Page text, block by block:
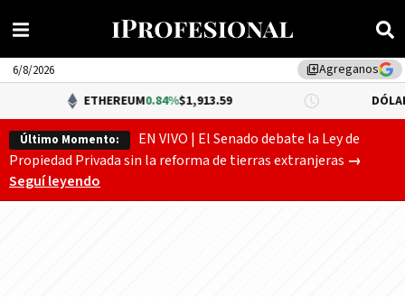
library_addAgreganos
6/8/2026
ETHEREUM0.84%$1,913.59 DÓLAR BNA 0.34%
Último Momento:
EN VIVO | El Senado debate la Ley de
Propiedad Privada sin la reforma de tierras extranjeras →
Seguí leyendo